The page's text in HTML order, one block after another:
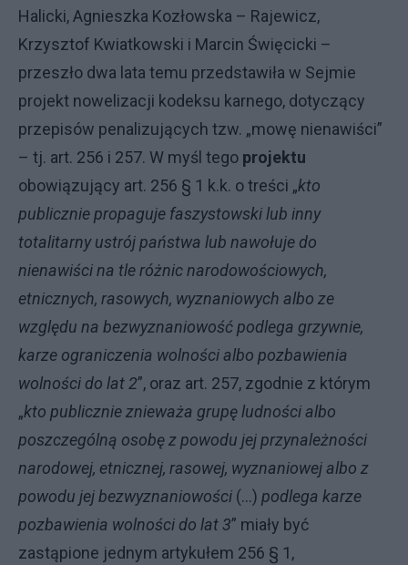
Halicki, Agnieszka Kozłowska – Rajewicz,
Krzysztof Kwiatkowski i Marcin Święcicki –
przeszło dwa lata temu przedstawiła w Sejmie
projekt nowelizacji kodeksu karnego, dotyczący
przepisów penalizujących tzw. „mowę nienawiści”
– tj. art. 256 i 257. W myśl tego projektu
obowiązujący art. 256 § 1 k.k. o treści „kto
publicznie propaguje faszystowski lub inny
totalitarny ustrój państwa lub nawołuje do
nienawiści na tle różnic narodowościowych,
etnicznych, rasowych, wyznaniowych albo ze
względu na bezwyznaniowość podlega grzywnie,
karze ograniczenia wolności albo pozbawienia
wolności do lat 2”, oraz art. 257, zgodnie z którym
„kto publicznie znieważa grupę ludności albo
poszczególną osobę z powodu jej przynależności
narodowej, etnicznej, rasowej, wyznaniowej albo z
powodu jej bezwyznaniowości (…) podlega karze
pozbawienia wolności do lat 3” miały być
zastąpione jednym artykułem 256 § 1,